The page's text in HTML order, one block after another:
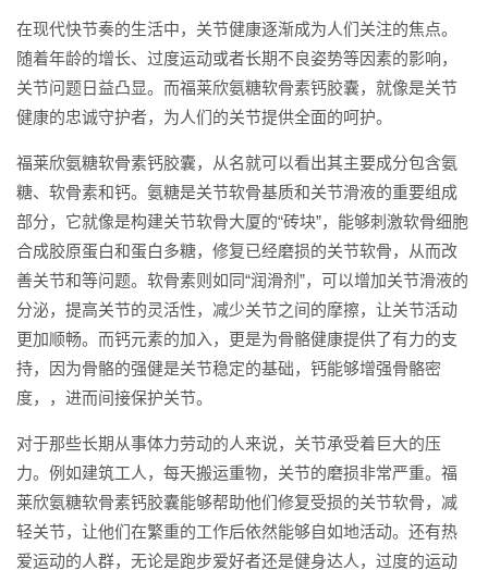
在现代快节奏的生活中，关节健康逐渐成为人们关注的焦点。
随着年龄的增长、过度运动或者长期不良姿势等因素的影响，
关节问题日益凸显。而福莱欣氨糖软骨素钙胶囊，就像是关节
健康的忠诚守护者，为人们的关节提供全面的呵护。
福莱欣氨糖软骨素钙胶囊，从名就可以看出其主要成分包含氨
糖、软骨素和钙。氨糖是关节软骨基质和关节滑液的重要组成
部分，它就像是构建关节软骨大厦的“砖块”，能够刺激软骨细胞
合成胶原蛋白和蛋白多糖，修复已经磨损的关节软骨，从而改
善关节和等问题。软骨素则如同“润滑剂”，可以增加关节滑液的
分泌，提高关节的灵活性，减少关节之间的摩擦，让关节活动
更加顺畅。而钙元素的加入，更是为骨骼健康提供了有力的支
持，因为骨骼的强健是关节稳定的基础，钙能够增强骨骼密
度，，进而间接保护关节。
对于那些长期从事体力劳动的人来说，关节承受着巨大的压
力。例如建筑工人，每天搬运重物，关节的磨损非常严重。福
莱欣氨糖软骨素钙胶囊能够帮助他们修复受损的关节软骨，减
轻关节，让他们在繁重的工作后依然能够自如地活动。还有热
爱运动的人群，无论是跑步爱好者还是健身达人，过度的运动